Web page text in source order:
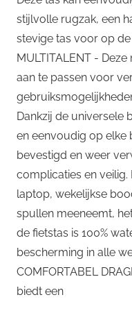
stijlvolle rugzak, een
stevige tas voor op
MULTITALENT -
aan te passen voor
Dankzij de universele
en eenvoudig op
bevestigd en weer
complicaties en veilig.
laptop, wekelijkse
spullen meeneemt,
de fietstas is 100%
bescherming in alle
COMFORTABEL
biedt een